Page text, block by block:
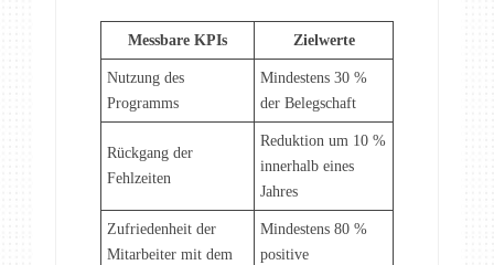
Messbare KPIs Zielwerte
Nutzung des
Programms
Mindestens 30 %
der Belegschaft
Rückgang der
Fehlzeiten
Reduktion um 10 %
innerhalb eines
Jahres
Zufriedenheit der
Mitarbeiter mit dem
Mindestens 80 %
positive